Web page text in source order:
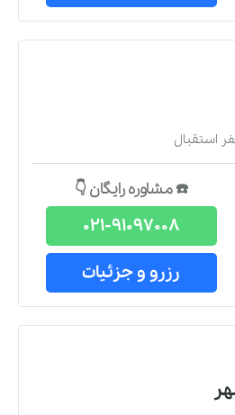
استقبال
☎️ مشاوره رایگان 👇
021-91097008
رزرو و جزئیات